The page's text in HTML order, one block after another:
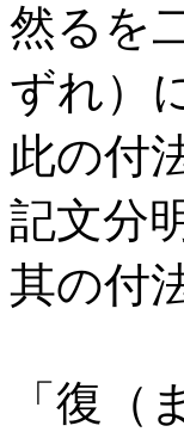
然るを
ずれ）
此の付
記文分
其の付
「復（